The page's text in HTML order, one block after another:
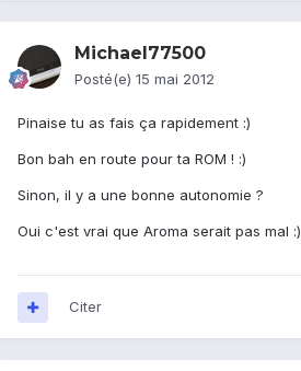
Michael77500
Posté(e) 15 mai 2012
Pinaise tu as fais ça rapidement :)
Bon bah en route pour ta ROM ! :)
Sinon, il y a une bonne autonomie ?
Oui c'est vrai que Aroma serait pas mal :)
Citer